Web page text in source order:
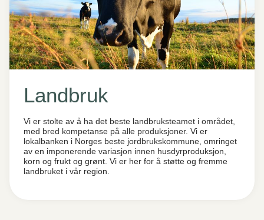
Landbruk
Vi er stolte av å ha det beste landbruksteamet i området,
med bred kompetanse på alle produksjoner. Vi er
lokalbanken i Norges beste jordbrukskommune, omringet
av en imponerende variasjon innen husdyrproduksjon,
korn og frukt og grønt. Vi er her for å støtte og fremme
landbruket i vår region.